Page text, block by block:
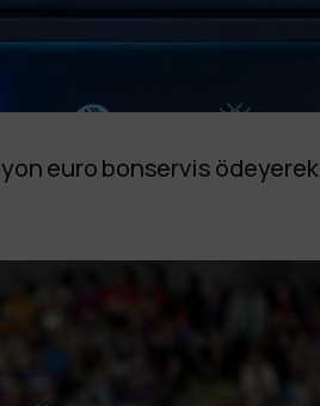
euro bonservis ödeyerek